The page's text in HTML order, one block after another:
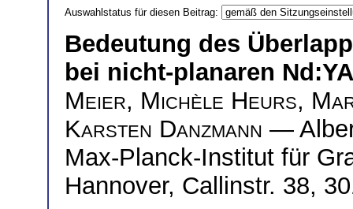
Auswahlstatus für diesen Beitrag:
Bedeutung des
bei nicht-planaren
Meier, Michèle Heurs,
Karsten Danzmann —
Max-Planck-Institut für
Hannover, Callinstr. 38,